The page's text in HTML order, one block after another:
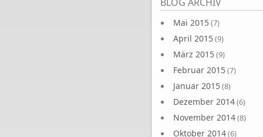
Mai 2015(7)
April 2015(9)
März 2015(9)
Februar 2015(7)
Januar 2015(8)
Dezember 2014(6)
November 2014(8)
Oktober 2014(6)